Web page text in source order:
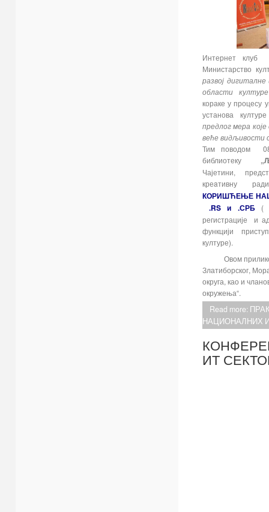
Интернет клуб
Министарство
развој
области
кораке у процесу
установа
предлог мера
веће видљивости
Тим поводом
библиотеку
Чајетини,
креaтивну
КОРИШЋЕЊЕ
.RS и .СРБ (
регистрације и
функцији
културе).
Овом приликом
Златиборског,
округа, као и
окружења“.
Read more:
НАЦИОНАЛНИХ
ИТ